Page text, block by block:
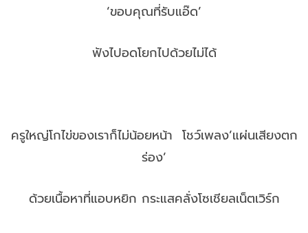
‘ขอบคุณที่รับแอ๊ด’
ฟังไปอดโยกไปด้วยไม่ได้
ครูใหญ่โกไข่ของเราก็ไม่น้อยหน้า โชว์เพลง’แผ่นเสียงตก
ร่อง’
ด้วยเนื้อหาที่แอบหยิก กระแสคลั่งโซเชียลเน็ตเวิร์ก